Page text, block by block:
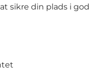
sikre din plads i god